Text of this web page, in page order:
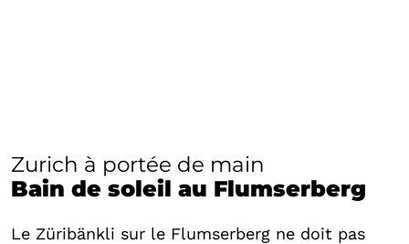
Zurich à portée de main
Bain de soleil au Flumserberg
Le Züribänkli sur le Flumserberg ne doit pas